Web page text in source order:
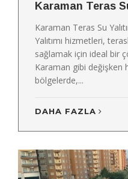
Karaman Teras
Karaman Teras Su
Yalıtımı hizmetleri,
sağlamak için ideal bir
Karaman gibi değişken
bölgelerde,...
DAHA FAZLA